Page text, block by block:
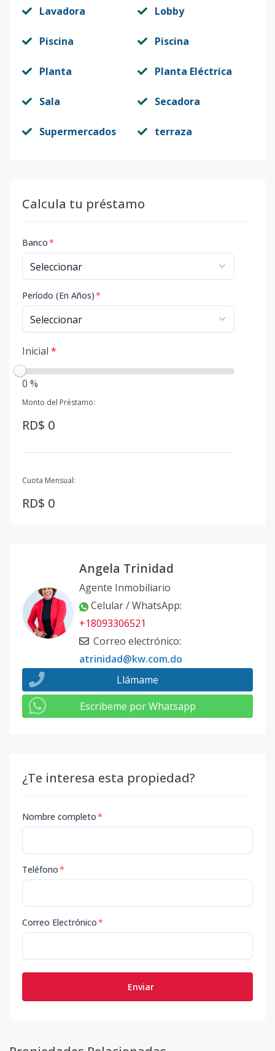
Lavadora Lobby
Piscina Piscina
Planta Planta Eléctrica
Sala Secadora
Supermercados terraza
Calcula tu préstamo
Banco*
Período (En Años)*
Inicial *
0 %
Monto del Préstamo:
RD$ 0
Cuota Mensual:
RD$ 0
Angela Trinidad
Agente Inmobiliario
Celular / WhatsApp:
+18093306521
Correo electrónico:
atrinidad@kw.com.do
Llámame
Escribeme por Whatsapp
¿Te interesa esta propiedad?
Nombre completo*
Teléfono*
Correo Electrónico*
Enviar